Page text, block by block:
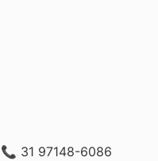
31 97148-6086